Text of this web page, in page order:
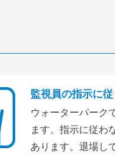
監視員の指示に従
ウォーターパーク
ます。指示に従わ
あります。退場し